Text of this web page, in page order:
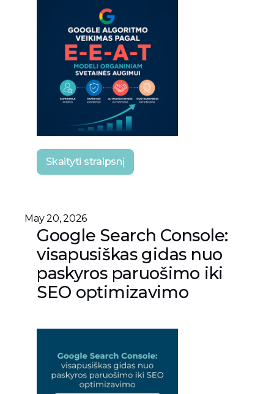
Skaityti straipsnį
May 20, 2026
Google Search Console:
visapusiškas gidas nuo
paskyros paruošimo iki
SEO optimizavimo